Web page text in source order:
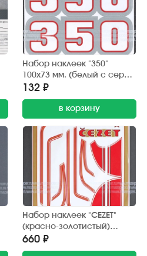
Набор наклеек "350"
100х73 мм. (белый с серой
окантовкой) 2 шт.
132 ₽
в корзину
Набор наклеек "CEZET"
(красно-золотистый)
370х380 мм. (10 шт.)
660 ₽